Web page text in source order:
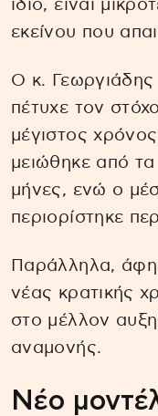
ίδιο, είναι
εκείνου που
Ο κ. Γεωργιάδης
πέτυχε τον
μέγιστος
μειώθηκε από τα
μήνες, ενώ ο
περιορίστηκε
Παράλληλα,
νέας κρατικής
στο μέλλον
αναμονής.
Νέο